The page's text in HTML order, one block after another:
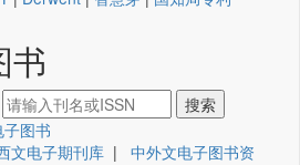
书
图书
文电子期刊库 | 中外文电子图书资